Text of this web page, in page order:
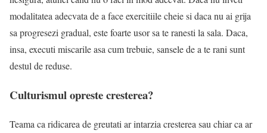
modalitatea adecvata de a face exercitiile cheie si daca nu ai grija
sa progresezi gradual, este foarte usor sa te ranesti la sala. Daca,
insa, executi miscarile asa cum trebuie, sansele de a te rani sunt
destul de reduse.
Culturismul opreste cresterea?
Teama ca ridicarea de greutati ar intarzia cresterea sau chiar ca ar